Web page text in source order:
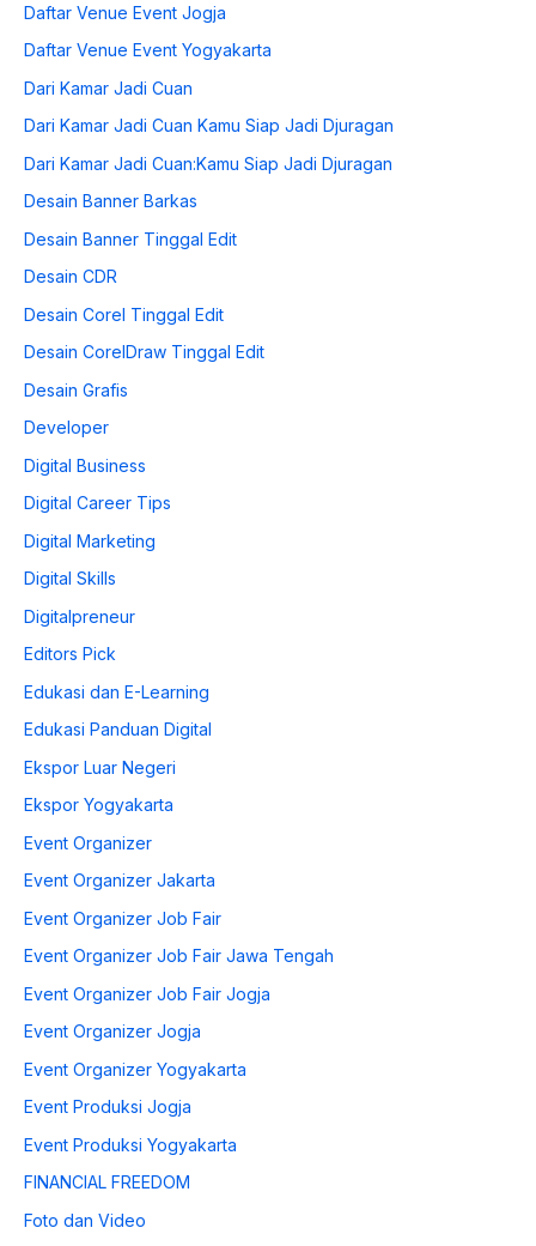
Daftar Venue Event Jogja
Daftar Venue Event Yogyakarta
Dari Kamar Jadi Cuan
Dari Kamar Jadi Cuan Kamu Siap Jadi Djuragan
Dari Kamar Jadi Cuan:Kamu Siap Jadi Djuragan
Desain Banner Barkas
Desain Banner Tinggal Edit
Desain CDR
Desain Corel Tinggal Edit
Desain CorelDraw Tinggal Edit
Desain Grafis
Developer
Digital Business
Digital Career Tips
Digital Marketing
Digital Skills
Digitalpreneur
Editors Pick
Edukasi dan E-Learning
Edukasi Panduan Digital
Ekspor Luar Negeri
Ekspor Yogyakarta
Event Organizer
Event Organizer Jakarta
Event Organizer Job Fair
Event Organizer Job Fair Jawa Tengah
Event Organizer Job Fair Jogja
Event Organizer Jogja
Event Organizer Yogyakarta
Event Produksi Jogja
Event Produksi Yogyakarta
FINANCIAL FREEDOM
Foto dan Video